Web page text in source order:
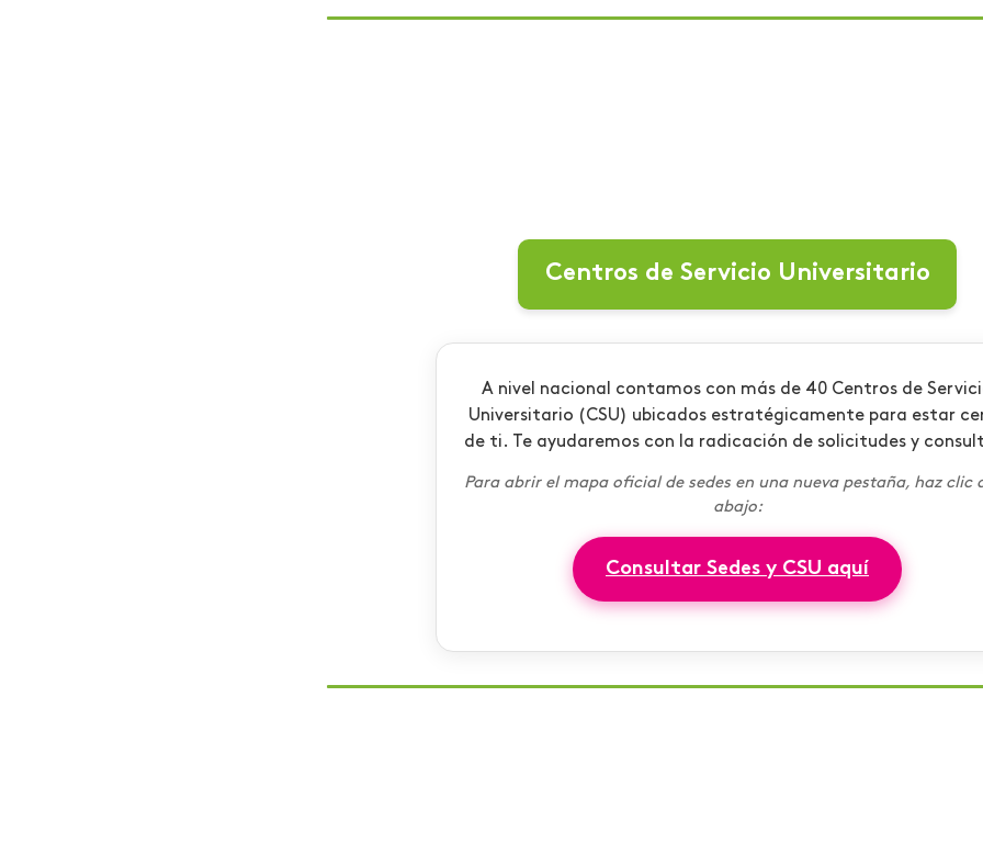
Centros de Servicio Universitario
A nivel nacional contamos con más de 40 Centros de
Universitario (CSU) ubicados estratégicamente para estar
de ti. Te ayudaremos con la radicación de solicitudes y
Para abrir el mapa oficial de sedes en una nueva pestaña, haz clic
abajo:
Consultar Sedes y CSU aquí